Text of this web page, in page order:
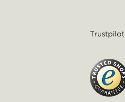
Trustpilot